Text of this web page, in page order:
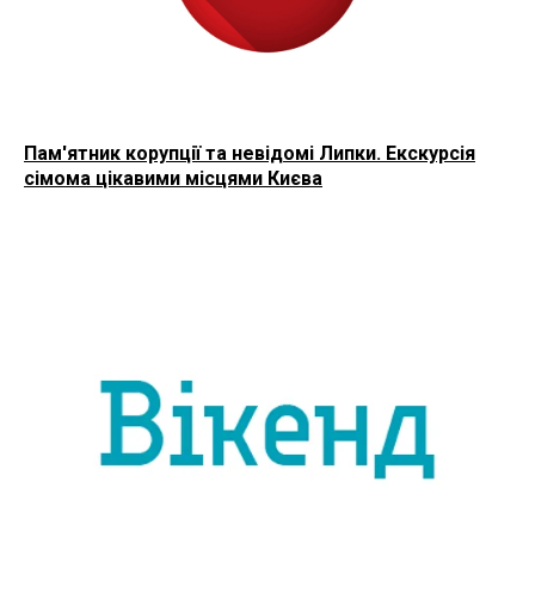
Пам'ятник корупції та невідомі Липки. Екскурсія
сімома цікавими місцями Києва